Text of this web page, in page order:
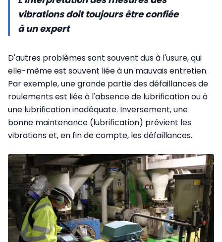
vibrations doit toujours être confiée
à un expert
D'autres problèmes sont souvent dus à l'usure, qui
elle-même est souvent liée à un mauvais entretien.
Par exemple, une grande partie des défaillances de
roulements est liée à l'absence de lubrification ou à
une lubrification inadéquate. Inversement, une
bonne maintenance (lubrification) prévient les
vibrations et, en fin de compte, les défaillances.